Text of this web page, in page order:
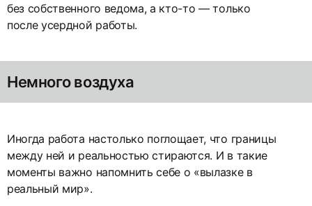
без собственного ведома, а кто-то — только
после усердной работы.
Немного воздуха
Иногда работа настолько поглощает, что границы
между ней и реальностью стираются. И в такие
моменты важно напомнить себе о «вылазке в
реальный мир».